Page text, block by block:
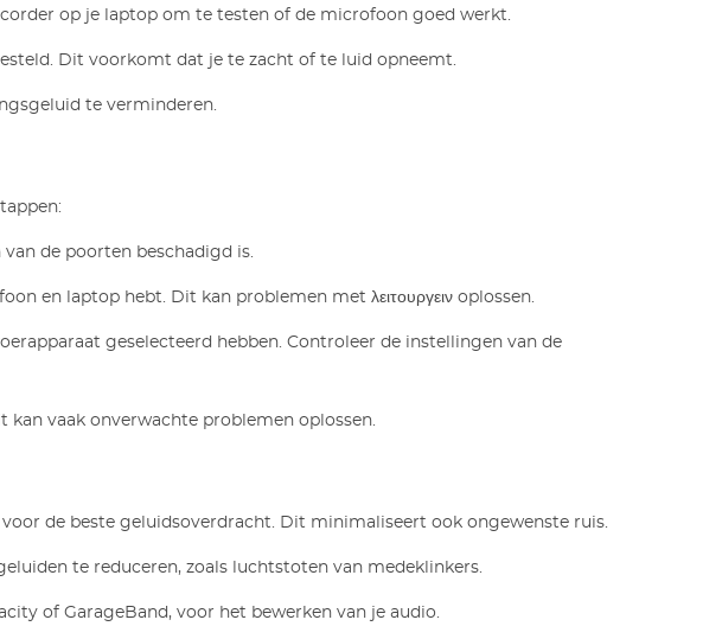
op je laptop om te testen of de microfoon goed werkt.
Dit voorkomt dat je te zacht of te luid opneemt.
te verminderen.
de poorten beschadigd is.
en laptop hebt. Dit kan problemen met λειτουργειν oplossen.
geselecteerd hebben. Controleer de instellingen van de
vaak onverwachte problemen oplossen.
de beste geluidsoverdracht. Dit minimaliseert ook ongewenste ruis.
te reduceren, zoals luchtstoten van medeklinkers.
of GarageBand, voor het bewerken van je audio.